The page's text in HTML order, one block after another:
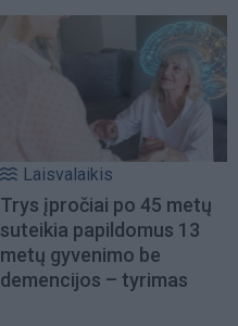
Laisvalaikis
Trys įpročiai po 45 metų
suteikia papildomus 13
metų gyvenimo be
demencijos – tyrimas